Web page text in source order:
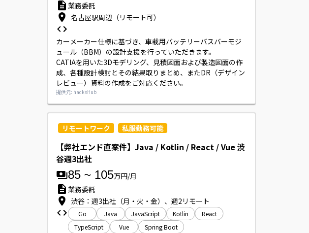
業務委託
名古屋駅周辺（リモート可）
カーメーカー仕様に基づき、車載用バッテリーバスバーモジ
ュール（BBM）の設計支援を行っていただきます。
CATIAを用いた3Dモデリング、見積図面および製造図面の作
成、各種設計検討とその結果取りまとめ、またDR（デザイン
レビュー）資料の作成をご対応ください。
提供元: hacksHub
リモートワーク 私服勤務可能
【弊社エンド直案件】Java / Kotlin / React / Vue 渋
谷週3出社
85 ~ 105万円/月
業務委託
渋谷：週3出社（月・火・金）、週2リモート
Go Java JavaScript Kotlin
React
TypeScript
Vue Spring Boot